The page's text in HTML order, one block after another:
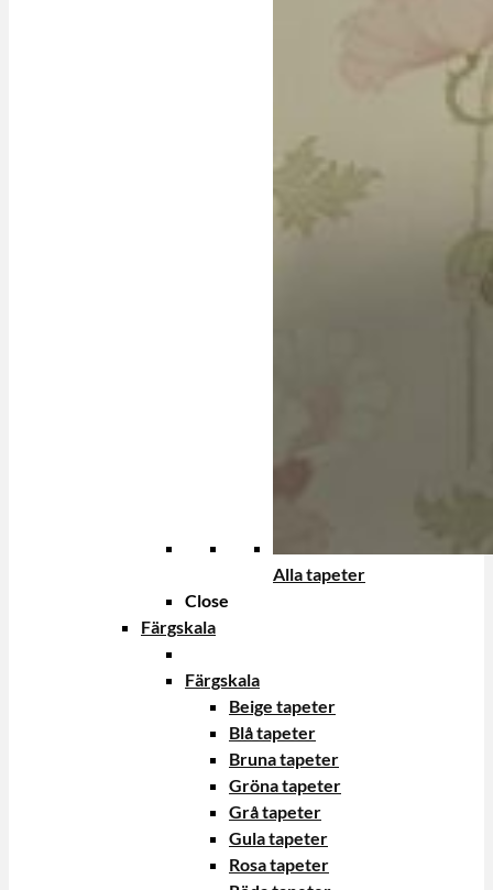
Alla tapeter
Close
Färgskala
Färgskala
Beige tapeter
Blå tapeter
Bruna tapeter
Gröna tapeter
Grå tapeter
Gula tapeter
Rosa tapeter